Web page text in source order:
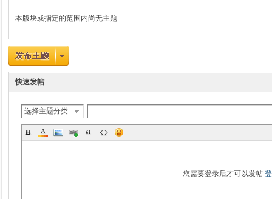
时
本版块或指定的范围内尚无主题
快速发帖
选择主题分类
您需要登录后才可以发帖